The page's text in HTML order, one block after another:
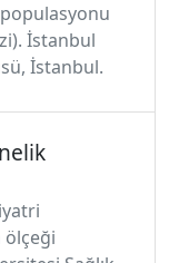
İstanbul
İstanbul.
ölçeği